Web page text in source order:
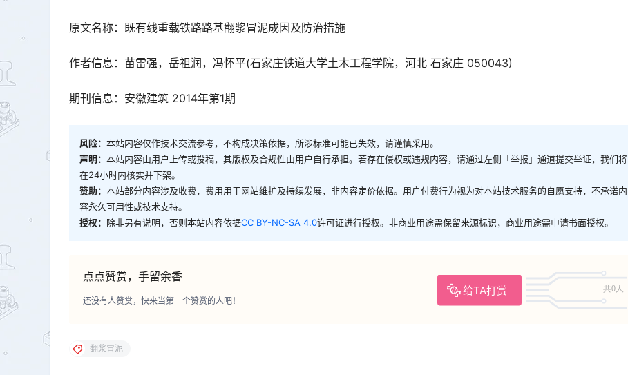
原文名称：既有线重载铁路路基翻浆冒泥成因及防治措施
作者信息：苗雷强，岳祖润，冯怀平(石家庄铁道大学土木工程学院，河北 石家庄 050043)
期刊信息：安徽建筑 2014年第1期
风险： 本站内容仅作技术交流参考，不构成决策依据，所涉标准可能已失效，请谨慎采用。
声明： 本站内容由用户上传或投稿，其版权及合规性由用户自行承担。若存在侵权或违规内容，请通过左侧「举报」通道提交举证，我们将
在24小时内核实并下架。
赞助： 本站部分内容涉及收费，费用用于网站维护及持续发展，非内容定价依据。用户付费行为视为对本站技术服务的自愿支持，不承诺内
容永久可用性或技术支持。
授权： 除非另有说明，否则本站内容依据CC BY-NC-SA 4.0许可证进行授权。非商业用途需保留来源标识，商业用途需申请书面授权。
点点赞赏，手留余香
给TA打赏 共0人
还没有人赞赏，快来当第一个赞赏的人吧！
翻浆冒泥